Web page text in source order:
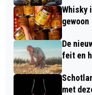
Whisky
gewoon
De
feit en
met